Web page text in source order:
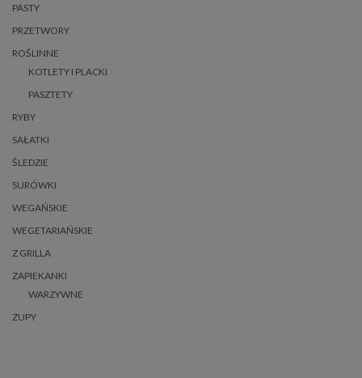
PASTY
PRZETWORY
ROŚLINNE
KOTLETY I PLACKI
PASZTETY
RYBY
SAŁATKI
ŚLEDZIE
SURÓWKI
WEGAŃSKIE
WEGETARIAŃSKIE
Z GRILLA
ZAPIEKANKI
WARZYWNE
ZUPY